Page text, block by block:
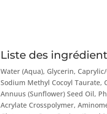
Liste des
Water (Aqua), Glycerin,
Sodium Methyl Cocoyl Taurate,
Annuus (Sunflower) Seed Oil,
Acrylate Crosspolymer,